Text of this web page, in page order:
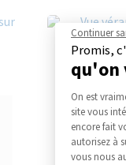
Continuer
Promis,
qu'on
On est
site vous
encore fait
autorisez à
vous nous